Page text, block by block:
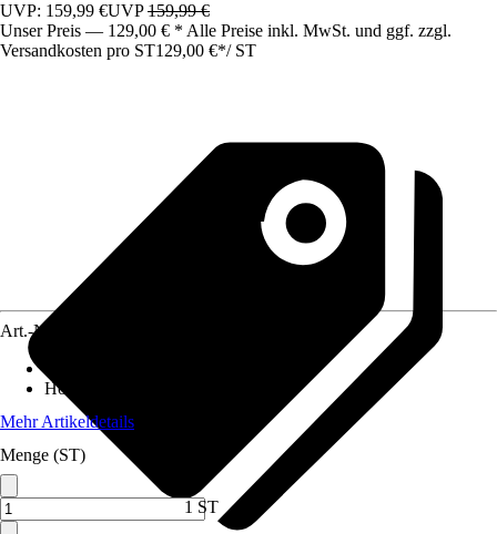
UVP: 159,99 €UVP159,99 €
Unser Preis — 129,00 € * Alle Preise inkl. MwSt. und ggf. zzgl.
Versandkosten pro ST129,00 €*/ ST
Art.-Nr.
Höhe
Mehr Artikeldetails
Menge (ST)
1 ST